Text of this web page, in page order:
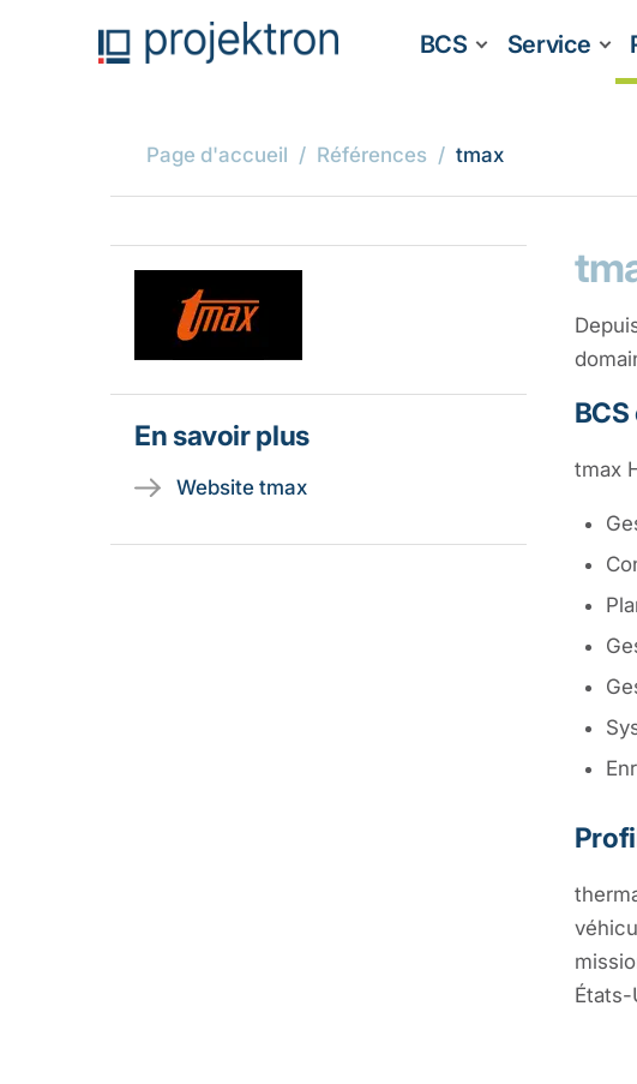
BCS Service
Page d'accueil Références tmax
tmax
États-
En savoir plus
Website tmax